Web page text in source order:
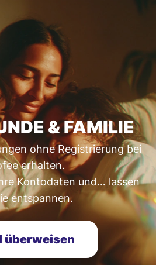
& FAMILIE
ohne Registrierung bei
erhalten.
Kontodaten und… lassen
entspannen.
überweisen